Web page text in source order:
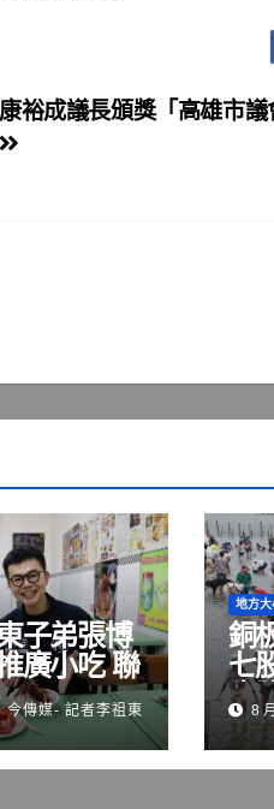
康裕成議長頒獎「高雄市
子弟張博
廣小吃 聯
今傳媒- 記者李祖東
地方大
銅
七
水8